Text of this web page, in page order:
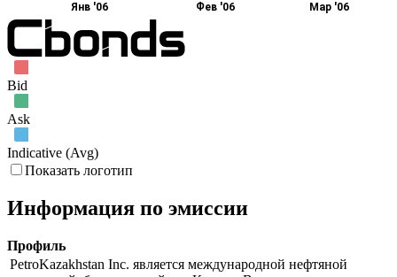
Янв '06 Фев '06 Мар '06
Bid
Ask
Indicative (Avg)
Показать логотип
Информация по эмиссии
Профиль
PetroKazakhstan Inc. является международной нефтяной